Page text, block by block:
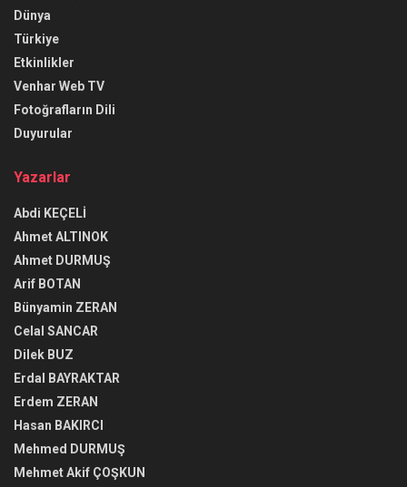
Dünya
Türkiye
Etkinlikler
Venhar Web TV
Fotoğrafların Dili
Duyurular
Yazarlar
Abdi KEÇELİ
Ahmet ALTINOK
Ahmet DURMUŞ
Arif BOTAN
Bünyamin ZERAN
Celal SANCAR
Dilek BUZ
Erdal BAYRAKTAR
Erdem ZERAN
Hasan BAKIRCI
Mehmed DURMUŞ
Mehmet Akif ÇOŞKUN